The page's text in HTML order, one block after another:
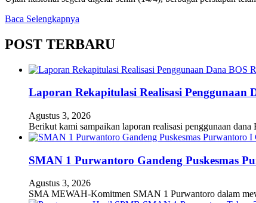
Baca Selengkapnya
POST TERBARU
Laporan Rekapitulasi Realisasi Penggunaan
Agustus 3, 2026
Berikut kami sampaikan laporan realisasi penggunaan
SMAN 1 Purwantoro Gandeng Puskesmas
Agustus 3, 2026
SMA MEWAH-Komitmen SMAN 1 Purwantoro dalam